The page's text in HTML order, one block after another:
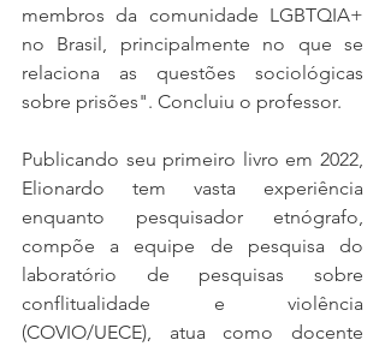
membros da comunidade LGBTQIA+
no Brasil, principalmente no que se
relaciona as questões sociológicas
sobre prisões". Concluiu o professor.
Publicando seu primeiro livro em 2022,
Elionardo tem vasta experiência
enquanto pesquisador etnógrafo,
compõe a equipe de pesquisa do
laboratório de pesquisas sobre
conflitualidade e violência
(COVIO/UECE), atua como docente